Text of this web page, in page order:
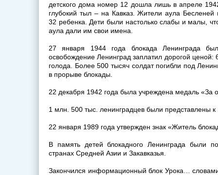
детского дома номер 12 дошла лишь в апреле
глубокий тыл – на Кавказ. Жители аула Бесленей
32 ребенка. Дети были настолько слабы и малы,
аула дали им свои имена.
27 января 1944 года блокада Ленинграда
освобождение Ленинград заплатил дорогой ценой:
голода. Более 500 тысяч солдат погибли под
в прорыве блокады.
22 декабря 1942 года была учреждена медаль «За
1 млн. 500 тыс. ленинградцев были представлены к
22 января 1989 года утвержден знак «Житель
В память детей блокадного Ленинграда были
странах Средней Азии и Закавказья.
Закончился информационный блок Урока…